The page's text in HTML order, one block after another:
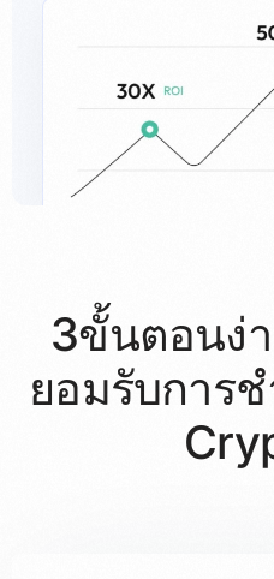
3ขั้นตอนง่
ยอมรับการช